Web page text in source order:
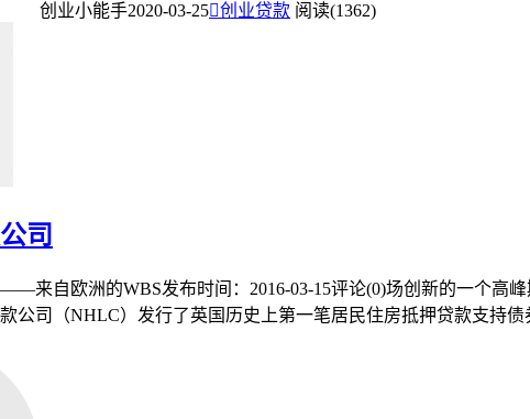
创业小能手2020-03-25创业贷款 阅读(1362)
司
来自欧洲的WBS发布时间：2016-03-15评论(0)场创新的一个高
公司（NHLC）发行了英国历史上第一笔居民住房抵押贷款支持债